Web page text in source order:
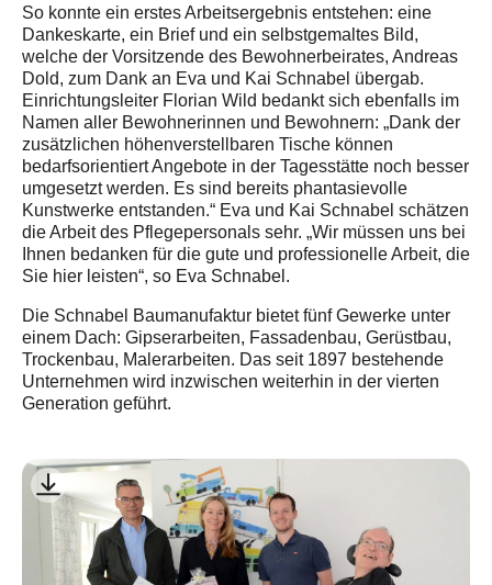
So konnte ein erstes Arbeitsergebnis entstehen: eine
Dankeskarte, ein Brief und ein selbstgemaltes Bild,
welche der Vorsitzende des Bewohnerbeirates, Andreas
Dold, zum Dank an Eva und Kai Schnabel übergab.
Einrichtungsleiter Florian Wild bedankt sich ebenfalls im
Namen aller Bewohnerinnen und Bewohnern: „Dank der
zusätzlichen höhenverstellbaren Tische können
bedarfsorientiert Angebote in der Tagesstätte noch besser
umgesetzt werden. Es sind bereits phantasievolle
Kunstwerke entstanden.“ Eva und Kai Schnabel schätzen
die Arbeit des Pflegepersonals sehr. „Wir müssen uns bei
Ihnen bedanken für die gute und professionelle Arbeit, die
Sie hier leisten“, so Eva Schnabel.
Die Schnabel Baumanufaktur bietet fünf Gewerke unter
einem Dach: Gipserarbeiten, Fassadenbau, Gerüstbau,
Trockenbau, Malerarbeiten. Das seit 1897 bestehende
Unternehmen wird inzwischen weiterhin in der vierten
Generation geführt.